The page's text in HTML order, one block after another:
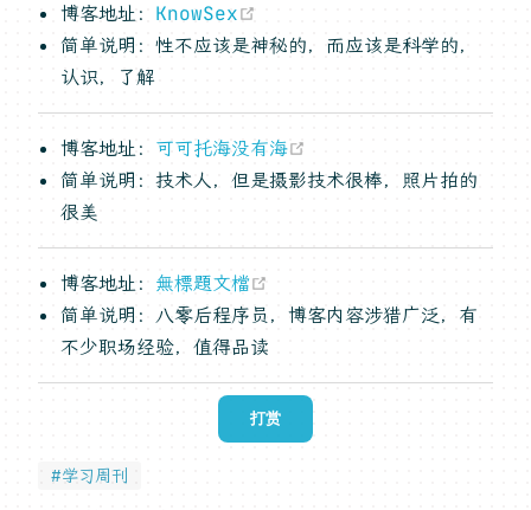
博客地址： KnowSex
简单说明：性不应该是神秘的，而应该是科学的，
认识，了解
博客地址： 可可托海没有海
简单说明：技术人，但是摄影技术很棒，照片拍的
很美
博客地址： 無標題文檔
简单说明：八零后程序员，博客内容涉猎广泛，有
不少职场经验，值得品读
打赏
#学习周刊